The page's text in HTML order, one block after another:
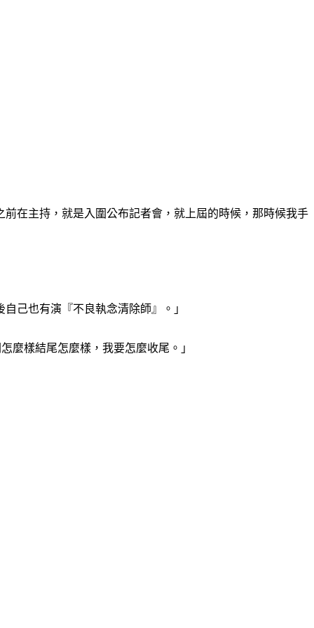
在主持，就是入圍公布記者會，就上屆的時候，那時候我手
己也有演『不良執念清除師』。」
麼樣結尾怎麼樣，我要怎麼收尾。」